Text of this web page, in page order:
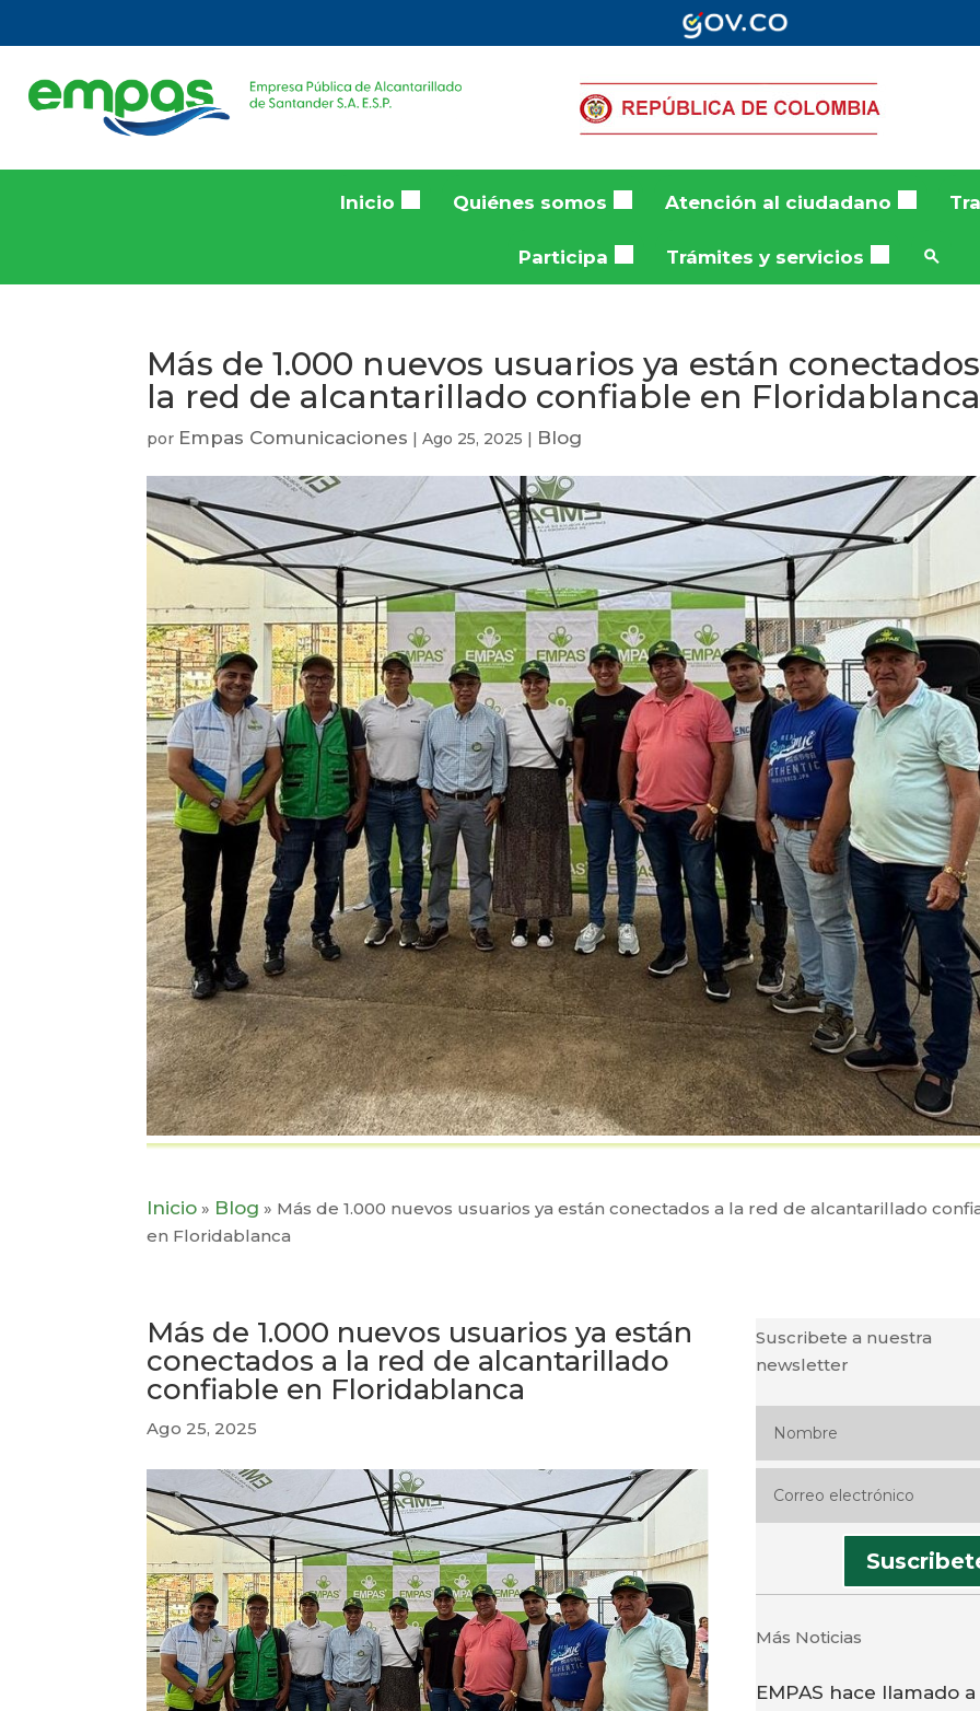
Inicio Quiénes somos Atención al ciudadano
Participa Trámites y servicios
Más de 1.000 nuevos usuarios ya están
la red de alcantarillado confiable en
por Empas Comunicaciones |Ago 25, 2025 | Blog
Inicio » Blog » Más de 1.000 nuevos usuarios ya están conectados a la red de alcantarillado
en Floridablanca
Más de 1.000 nuevos usuarios ya están
conectados a la red de alcantarillado
confiable en Floridablanca
Ago 25, 2025
Suscribete a nuestra
newsletter
Más Noticias
EMPAS hace llamado a